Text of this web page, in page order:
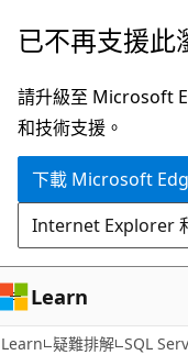
跳
主
要
內
已不再支援此
請升級至 Microsoft
和技術支援。
下載 Microsoft
Internet Explorer
Learn
Learn 疑難排解 SQL